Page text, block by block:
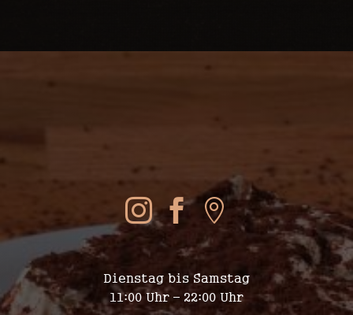
  
WIR SIND FÜR EUCH DA
Dienstag bis Samstag
11:00 Uhr – 22:00 Uhr